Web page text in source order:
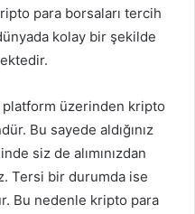
para borsaları tercih
kolay bir şekilde
üzerinden kripto
Bu sayede aldığınız
siz de alımınızdan
Tersi bir durumda ise
Bu nedenle kripto para